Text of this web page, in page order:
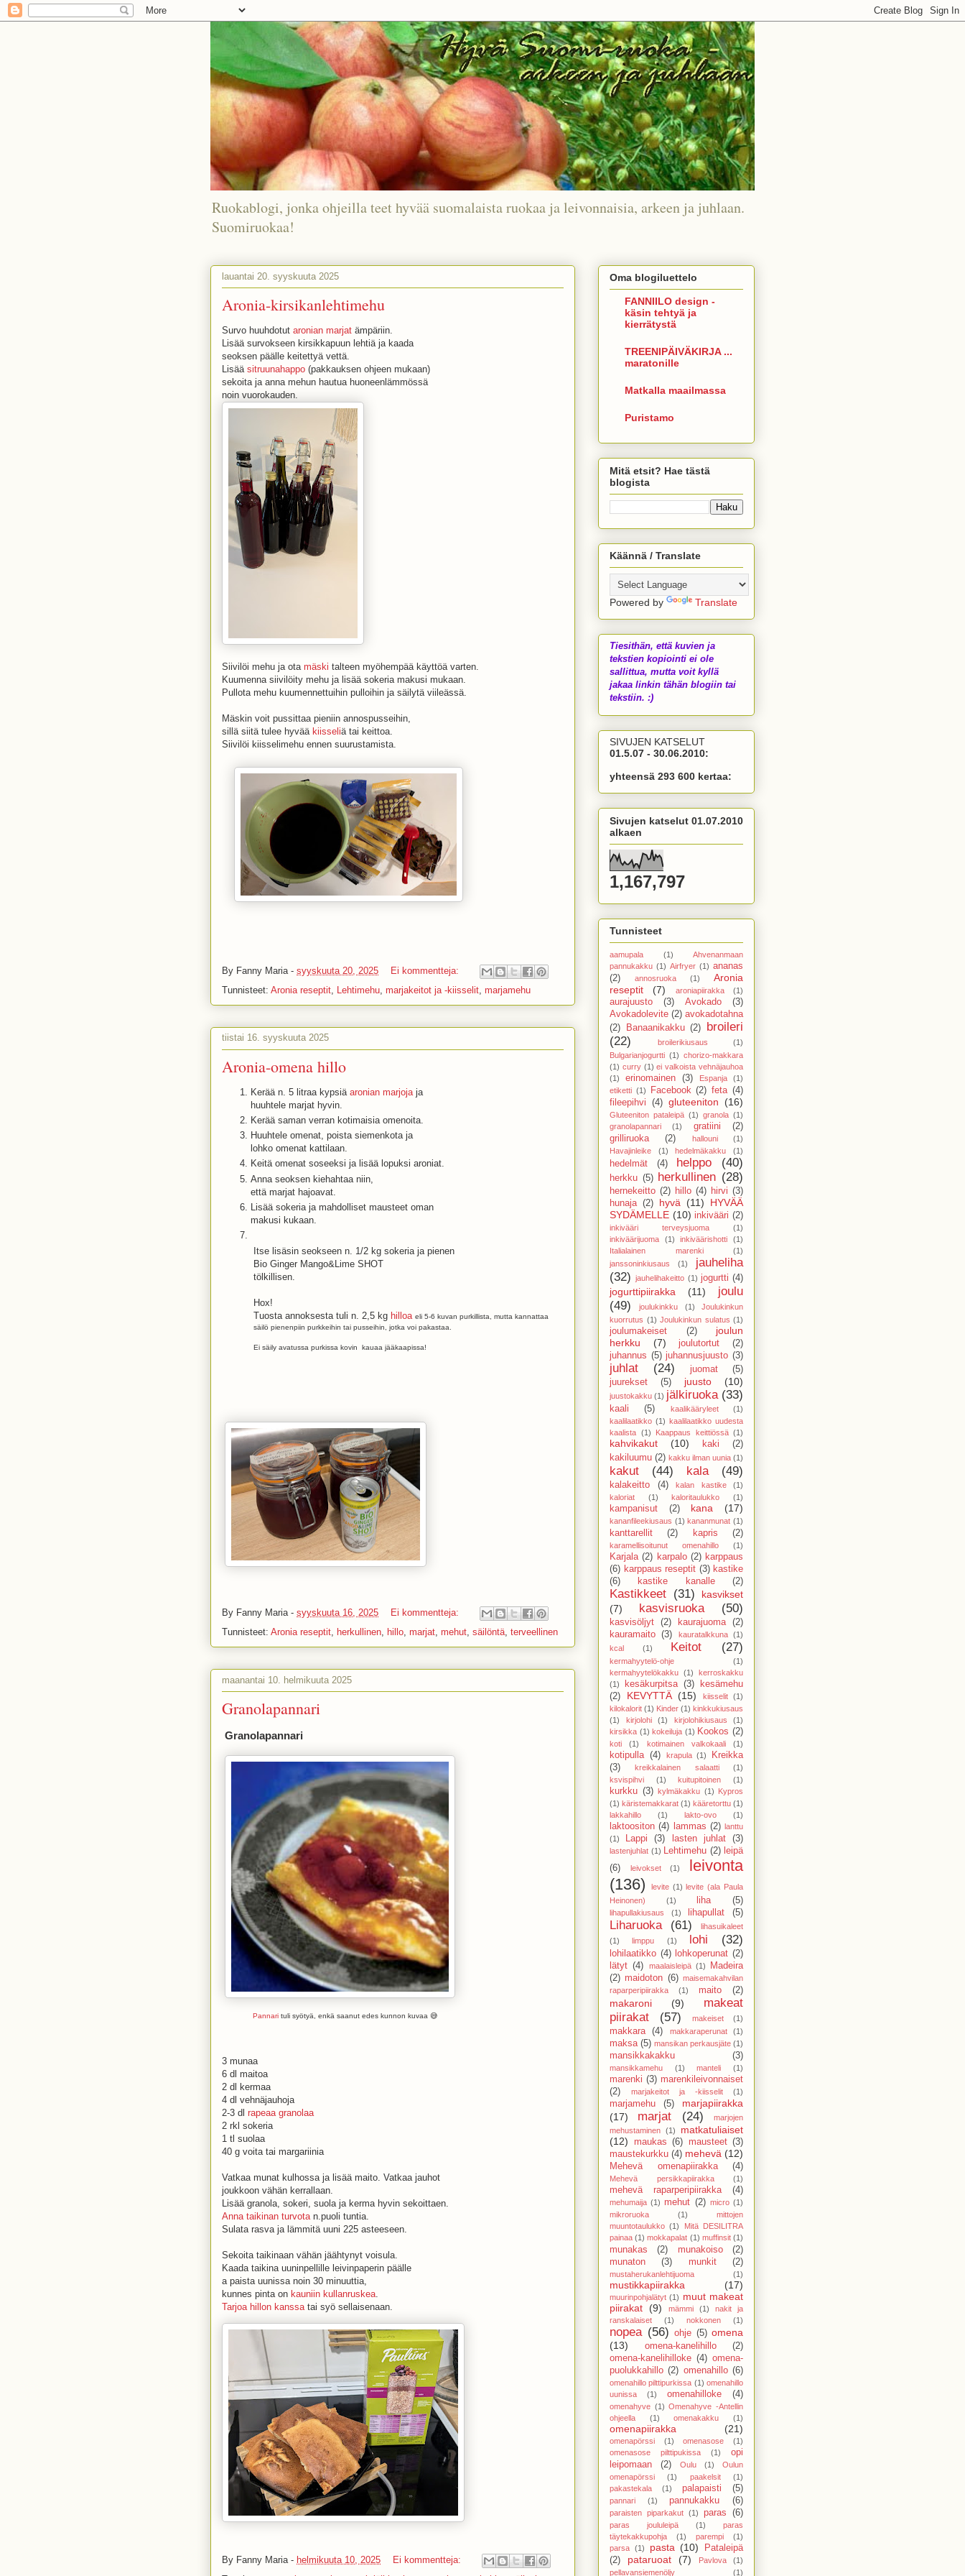
Ruokablogi, jonka ohjeilla teet hyvää suomalaista ruokaa ja leivonnaisia, arkeen ja juhlaan.
Suomiruokaa!
lauantai 20. syyskuuta 2025
Aronia-kirsikanlehtimehu
Survo huuhdotut aronian marjat ämpäriin.
Lisää survokseen kirsikkapuun lehtiä ja kaada
seoksen päälle keitettyä vettä.
Lisää sitruunahappo (pakkauksen ohjeen mukaan)
sekoita ja anna mehun hautua huoneenlämmössä
noin vuorokauden.
Siivilöi mehu ja ota mäski talteen myöhempää käyttöä varten.
Kuumenna siivilöity mehu ja lisää sokeria makusi mukaan.
Pullota mehu kuumennettuihin pulloihin ja säilytä viileässä.
Mäskin voit pussittaa pieniin annospusseihin,
sillä siitä tulee hyvää kiisseliä tai keittoa.
Siivilöi kiisselimehu ennen suurustamista.
By Fanny Maria - syyskuuta 20, 2025
Ei kommentteja:
Tunnisteet: Aronia reseptit Lehtimehu marjakeitot ja -kiisselit marjamehu
tiistai 16. syyskuuta 2025
Aronia-omena hillo
Kerää n. 5 litraa kypsiä aronian marjoja ja
huuhtele marjat hyvin.
Kerää saman verran kotimaisia omenoita.
Huuhtele omenat, poista siemenkota ja
lohko omenat kattilaan.
Keitä omenat soseeksi ja lisää lopuksi aroniat.
Anna seoksen kiehahtaa niin,
että marjat hajoavat.
Lisää sokeria ja mahdolliset mausteet oman
makusi kukaan.
Itse lisäsin seokseen n. 1/2 kg sokeria ja pienen
Bio Ginger Mango&Lime SHOT
tölkillisen.
Hox!
Tuosta annoksesta tuli n. 2,5 kg hilloa eli 5-6 kuvan purkillista, mutta kannattaa
säilö pienenpiin purkkeihin tai pusseihin, jotka voi pakastaa.
Ei säily avatussa purkissa kovin kauaa jääkaapissa!
By Fanny Maria - syyskuuta 16, 2025
Ei kommentteja:
Tunnisteet: Aronia reseptit, herkullinen, hillo, marjat, mehut, säilöntä, terveellinen
maanantai 10. helmikuuta 2025
Granolapannari
Granolapannari
Pannarituli syötyä, enkä saanut edes kunnon kuvaa 😅
3 munaa
6 dl maitoa
2 dl kermaa
4 dl vehnäjauhoja
2-3 dl rapeaa granolaa
2 rkl sokeria
1 tl suolaa
40 g voita tai margariinia
Vatkaa munat kulhossa ja lisää maito. Vatkaa jauhot
joukkoon vähän kerrallaan.
Lisää granola, sokeri, suola ja kerma hyvin sekoittaen.
Anna taikinan turvotan.puoli tuntia.
Sulata rasva ja lämmitä uuni 225 asteeseen.
Sekoita taikinaan vähän jäähtynyt voisula.
Kaada taikina uuninpellille leivinpaperin päälle
a paista uunissa noin 30 minuuttia,
kunnes pinta on kauniin kullanruskea.
Tarjoa hillon kanssatai syö sellaisenaan.
By Fanny Maria - helmikuuta 10, 2025
Ei kommentteja:
Oma blogiluettelo
FANNIILO design -
käsin tehtyä ja
kierrätystä
TREENIPÄIVÄKIRJA ...
maratonille
Matkalla maailmassa
Puristamo
Mitä etsit? Hae tästä
blogista
Käännä / Translate
Powered by Translate
Tiesithän, että kuvien ja
tekstien kopiointi ei ole
sallittua, mutta voit kyllä
jakaa linkin tähän blogiin tai
tekstiin. :)
SIVUJEN KATSELUT
01.5.07 - 30.06.2010:
yhteensä 293 600 kertaa:
Sivujen katselut 01.07.2010
alkaen
1,167,797
Tunnisteet
aamupala (1)
Ahvenanmaan
pannukakku (1) Airfryer (1) ananas
(2)
annosruoka (1)
Aronia
reseptit
(7) aroniapiirakka (1)
aurajuusto (3) Avokado
(3)
Avokadolevite (2) avokadotahna
(2)
Banaanikakku (2)
broileri
(22)
broilerikiusaus
(1)
Bulgarianjogurtti (1) chorizo-makkara
(1) curry (1) ei valkoista vehnäjauhoa
(1)
erinomainen (3) Espanja
(1)
etiketti (1) Facebook (2) feta (4)
fileepihvi
(4) gluteeniton (16)
Gluteeniton pataleipä (1) granola (1)
granolapannari
(1) gratiini
(2)
grilliruoka
(2) hallouni
(1)
Havajinleike
(1) hedelmäkakku (1)
hedelmät (4) helppo (40)
herkku (5) herkullinen (28)
hernekeitto (2) hillo (4) hirvi (3)
hunaja (2) hyvä (11)
HYVÄÄ
SYDÄMELLE (10) inkivääri (2)
inkivääri terveysjuoma
(1)
inkiväärijuoma
(1) inkiväärishotti
(1)
Italialainen marenki
(1)
janssoninkiusaus
(1)
jauheliha
(32)
jauhelihakeitto (1) jogurtti (4)
jogurttipiirakka (11)
joulu
(49)
joulukinkku (1)
Joulukinkun
kuorrutus (1) Joulukinkun sulatus (1)
joulumakeiset (2)
joulun
herkku
(7) joulutortut
(2)
juhannus (5) juhannusjuusto (3)
juhlat (24) juomat
(5)
juurekset
(5) juusto (10)
juustokakku (1) jälkiruoka (33)
kaali (5) kaalikääryleet
(1)
kaalilaatikko (1) kaalilaatikko uudesta
kaalista (1) Kaappaus keittiössä (1)
kahvikakut (10) kaki
(2)
kakiluumu (2) kakku ilman uunia (1)
kakut (44) kala (49)
kalakeitto (4) kalan kastike
(1)
kaloriat
(1) kaloritaulukko (1)
kampanisut (2) kana (17)
kananfileekiusaus (1) kananmunat (1)
kanttarellit (2) kapris (2)
karamellisoitunut omenahillo (1)
Karjala (2) karpalo (2) karppaus
(6) karppaus reseptit (3) kastike
(6)
kastike kanalle (2)
Kastikkeet (31)
kasvikset
(7)
kasvisruoka (50)
kasvisöljyt (2) kaurajuoma
(2)
kauramaito (3) kauratalkkuna
(1)
kcal
(1) Keitot (27)
kermahyytelö-ohje
(1)
kermahyytelökakku (1)
kerroskakku
(1)
kesäkurpitsa (3)
kesämehu
(2)
KEVYTTÄ (15) kiisselit
(1)
kilokalorit (1) Kinder (1) kinkkukiusaus
(1)
kirjolohi (1) kirjolohikiusaus
(1)
kirsikka (1) kokeiluja (1) Kookos (2)
koti (1) kotimainen valkokaali (1)
kotipulla (4) krapula (1)
Kreikka
(3)
kreikkalainen salaatti
(1)
ksvispihvi
(1) kuitupitoinen (1)
kurkku (3) kylmäkakku (1) Kypros
(1) käristemakkarat (1) kääretorttu (1)
lakkahillo
(1) lakto-ovo (1)
laktoositon (4) lammas (2) lanttu
(1)
Lappi (3) lasten juhlat (3)
lastenjuhlat (1) Lehtimehu (2) leipä
(6)
leivokset (1)
leivonta
(136)
levite (1) levite (ala Paula
Heinonen)
(1) liha (5)
lihapullakiusaus (1) lihapullat (5)
Liharuoka (61)
lihasuikaleet
(1)
limppu (1) lohi (32)
lohilaatikko (4) lohkoperunat (2)
lätyt (4) maalaisleipä (1)
Madeira
(2) maidoton (6) maisemakahvilan
raparperipiirakka
(1) maito (2)
makaroni (9)
makeat
piirakat
(57) makeiset (1)
makkara (4) makkaraperunat (1)
maksa (5) mansikan perkausjäte (1)
mansikkakakku (3)
mansikkamehu (1) manteli (1)
marenki (3) marenkileivonnaiset
(2)
marjakeitot ja -kiisselit (1)
marjamehu (5)
marjapiirakka
(17)
marjat (24)
marjojen
mehustaminen (1)
matkatuliaiset
(12)
maukas (6) mausteet (3)
maustekurkku (4) mehevä (12)
Mehevä omenapiirakka (4)
Mehevä persikkapiirakka (1)
mehevä raparperipiirakka (4)
mehumaija (1) mehut (2) micro (1)
mikroruoka
(1)
mittojen
muuntotaulukko (1)
Mitä DESILITRA
painaa (1) mokkapalat (1) muffinsit (1)
munakas (2) munakoiso
(2)
munaton
(3) munkit (2)
mustaherukanlehtijuoma (1)
mustikkapiirakka (17)
muurinpohjalätyt (1) muut makeat
piirakat
(9) mämmi (1)
nakit ja
ranskalaiset
(1) nokkonen (1)
nopea (56) ohje (5) omena
(13)
omena-kanelihillo
(2)
omena-kanelihilloke (4) omena-
puolukkahillo (2) omenahillo (6)
omenahillo pilttipurkissa (1) omenahillo
uunissa
(1) omenahilloke (4)
omenahyve (1) Omenahyve -Antellin
ohjeella
(1) omenakakku (1)
omenapiirakka (21)
omenapörssi (1) omenasose
(1)
omenasose pilttipukissa
(1)
opi
leipomaan
(2) Oulu (1)
Oulun
omenapörssi
(1) paakelsit
(1)
pakastekala
(1) palapaisti (5)
pannari (1) pannukakku (6)
paraisten piparkakut (1) paras (6)
paras joululeipä (1)
paras
täytekakkupohja
(1) parempi
(1)
parsa (1) pasta (10)
Pataleipä
(2)
pataruoat (7) Pavlova
(1)
pellavansiemenöljy
(1)